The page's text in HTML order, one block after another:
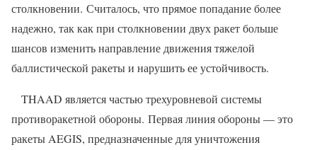
столкновении. Считалось, что прямое попадание более
надежно, так как при столкновении двух ракет больше
шансов изменить направление движения тяжелой
баллистической ракеты и нарушить ее устойчивость.
THAAD является частью трехуровневой системы
противоракетной обороны. Первая линия обороны — это
ракеты AEGIS, предназначенные для уничтожения